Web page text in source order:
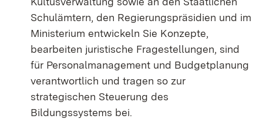
Schulämtern, den Regierungspräsidien und im
Ministerium entwickeln Sie Konzepte,
bearbeiten juristische Fragestellungen, sind
für Personalmanagement und Budgetplanung
verantwortlich und tragen so zur
strategischen Steuerung des
Bildungssystems bei.